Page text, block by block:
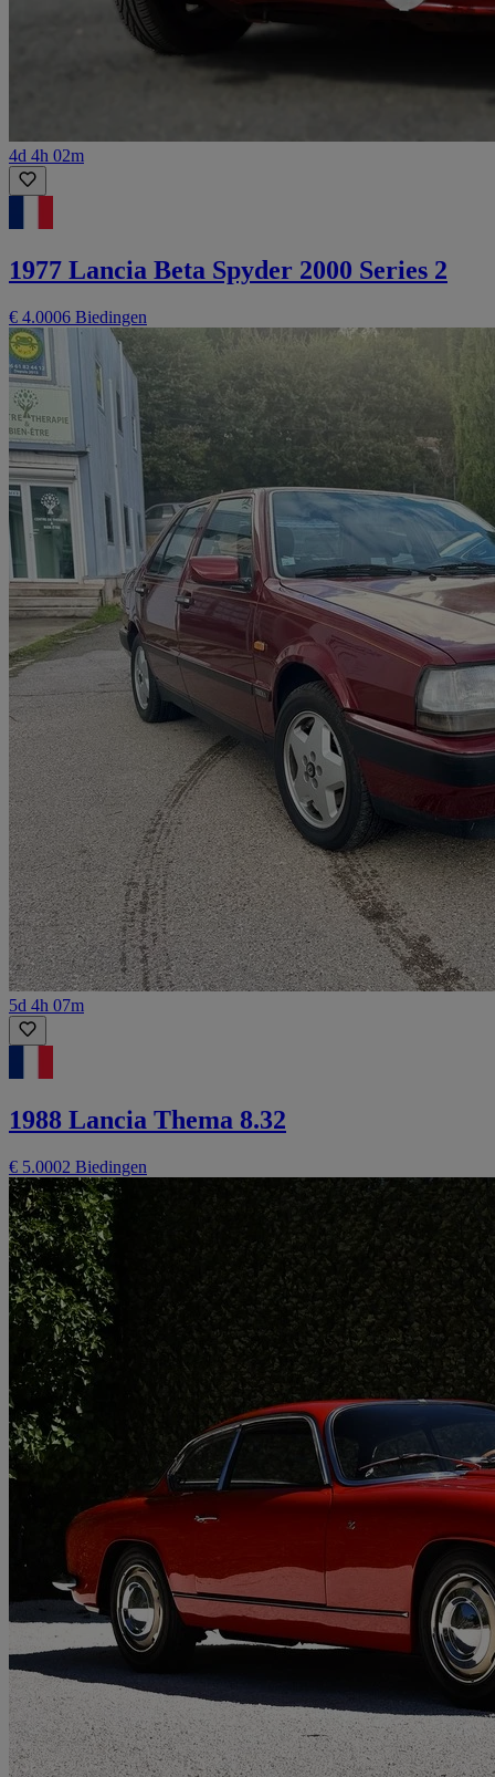
4d 4h 02m
1977 Lancia Beta Spyder 2000 Series 2
€ 4.0006 Biedingen
5d 4h 07m
1988 Lancia Thema 8.32
€ 5.0002 Biedingen